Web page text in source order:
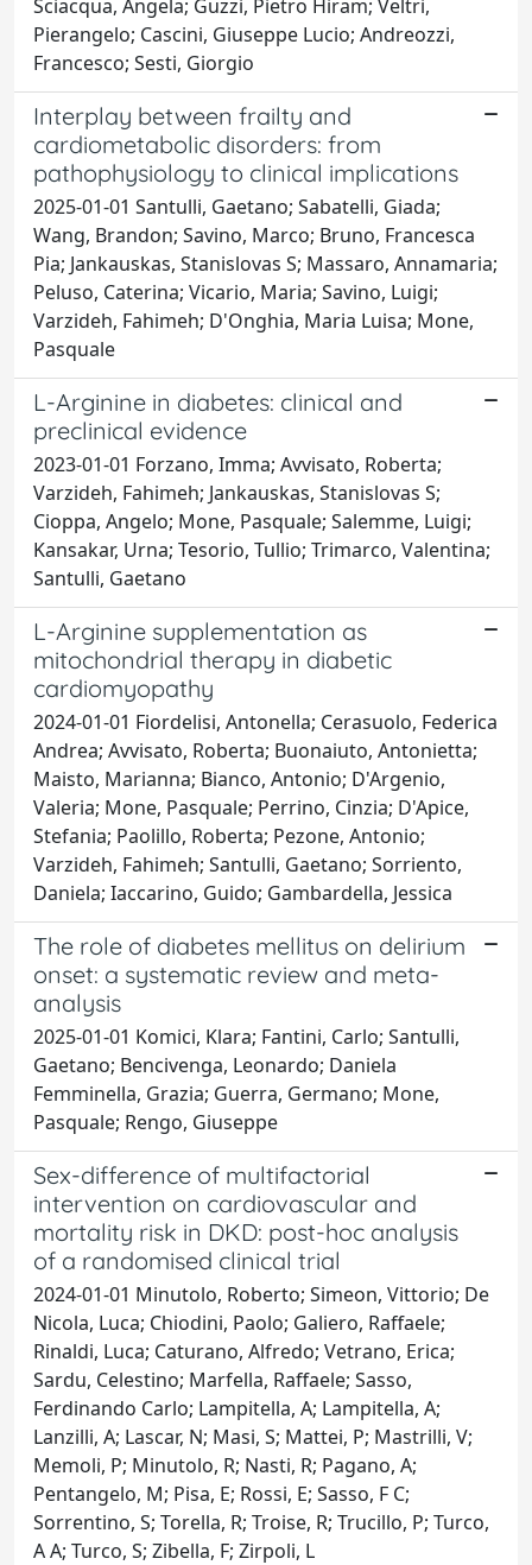
Sciacqua, Angela; Guzzi, Pietro Hiram; Veltri,
Pierangelo; Cascini, Giuseppe Lucio; Andreozzi,
Francesco; Sesti, Giorgio
Interplay between frailty and
cardiometabolic disorders: from
pathophysiology to clinical implications
2025-01-01 Santulli, Gaetano; Sabatelli, Giada;
Wang, Brandon; Savino, Marco; Bruno, Francesca
Pia; Jankauskas, Stanislovas S; Massaro, Annamaria;
Peluso, Caterina; Vicario, Maria; Savino, Luigi;
Varzideh, Fahimeh; D'Onghia, Maria Luisa; Mone,
Pasquale
L-Arginine in diabetes: clinical and
preclinical evidence
2023-01-01 Forzano, Imma; Avvisato, Roberta;
Varzideh, Fahimeh; Jankauskas, Stanislovas S;
Cioppa, Angelo; Mone, Pasquale; Salemme, Luigi;
Kansakar, Urna; Tesorio, Tullio; Trimarco, Valentina;
Santulli, Gaetano
L-Arginine supplementation as
mitochondrial therapy in diabetic
cardiomyopathy
2024-01-01 Fiordelisi, Antonella; Cerasuolo, Federica
Andrea; Avvisato, Roberta; Buonaiuto, Antonietta;
Maisto, Marianna; Bianco, Antonio; D'Argenio,
Valeria; Mone, Pasquale; Perrino, Cinzia; D'Apice,
Stefania; Paolillo, Roberta; Pezone, Antonio;
Varzideh, Fahimeh; Santulli, Gaetano; Sorriento,
Daniela; Iaccarino, Guido; Gambardella, Jessica
The role of diabetes mellitus on delirium
onset: a systematic review and meta-
analysis
2025-01-01 Komici, Klara; Fantini, Carlo; Santulli,
Gaetano; Bencivenga, Leonardo; Daniela
Femminella, Grazia; Guerra, Germano; Mone,
Pasquale; Rengo, Giuseppe
Sex-difference of multifactorial
intervention on cardiovascular and
mortality risk in DKD: post-hoc analysis
of a randomised clinical trial
2024-01-01 Minutolo, Roberto; Simeon, Vittorio; De
Nicola, Luca; Chiodini, Paolo; Galiero, Raffaele;
Rinaldi, Luca; Caturano, Alfredo; Vetrano, Erica;
Sardu, Celestino; Marfella, Raffaele; Sasso,
Ferdinando Carlo; Lampitella, A; Lampitella, A;
Lanzilli, A; Lascar, N; Masi, S; Mattei, P; Mastrilli, V;
Memoli, P; Minutolo, R; Nasti, R; Pagano, A;
Pentangelo, M; Pisa, E; Rossi, E; Sasso, F C;
Sorrentino, S; Torella, R; Troise, R; Trucillo, P; Turco,
A A; Turco, S; Zibella, F; Zirpoli, L